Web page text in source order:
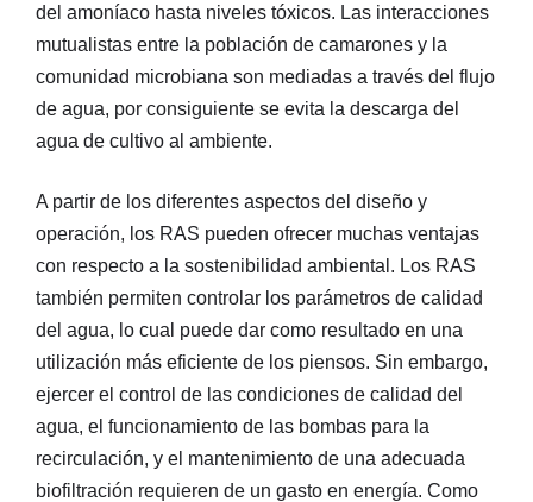
del amoníaco hasta niveles tóxicos. Las interacciones
mutualistas entre la población de camarones y la
comunidad microbiana son mediadas a través del flujo
de agua, por consiguiente se evita la descarga del
agua de cultivo al ambiente.
A partir de los diferentes aspectos del diseño y
operación, los RAS pueden ofrecer muchas ventajas
con respecto a la sostenibilidad ambiental. Los RAS
también permiten controlar los parámetros de calidad
del agua, lo cual puede dar como resultado en una
utilización más eficiente de los piensos. Sin embargo,
ejercer el control de las condiciones de calidad del
agua, el funcionamiento de las bombas para la
recirculación, y el mantenimiento de una adecuada
biofiltración requieren de un gasto en energía. Como